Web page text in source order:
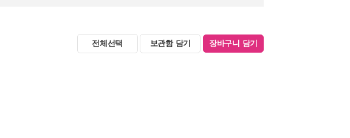
전체선택 보관함 담기 장바구니 담기